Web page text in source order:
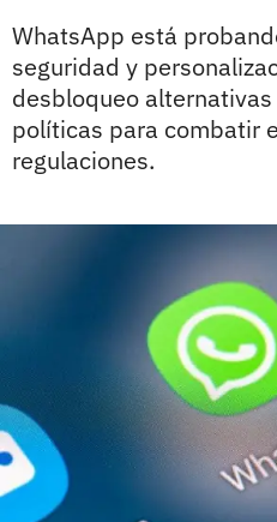
WhatsApp está
seguridad y
desbloqueo
políticas para combatir
regulaciones.